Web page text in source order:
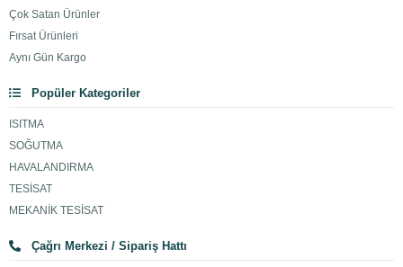
Çok Satan Ürünler
Fırsat Ürünleri
Aynı Gün Kargo
Popüler Kategoriler
ISITMA
SOĞUTMA
HAVALANDIRMA
TESİSAT
MEKANİK TESİSAT
Çağrı Merkezi / Sipariş Hattı